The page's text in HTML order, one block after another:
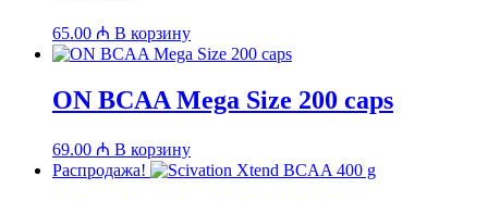
65.00 ₼ В корзину
ON BCAA Mega Size 200 caps
69.00 ₼ В корзину
Распродажа!